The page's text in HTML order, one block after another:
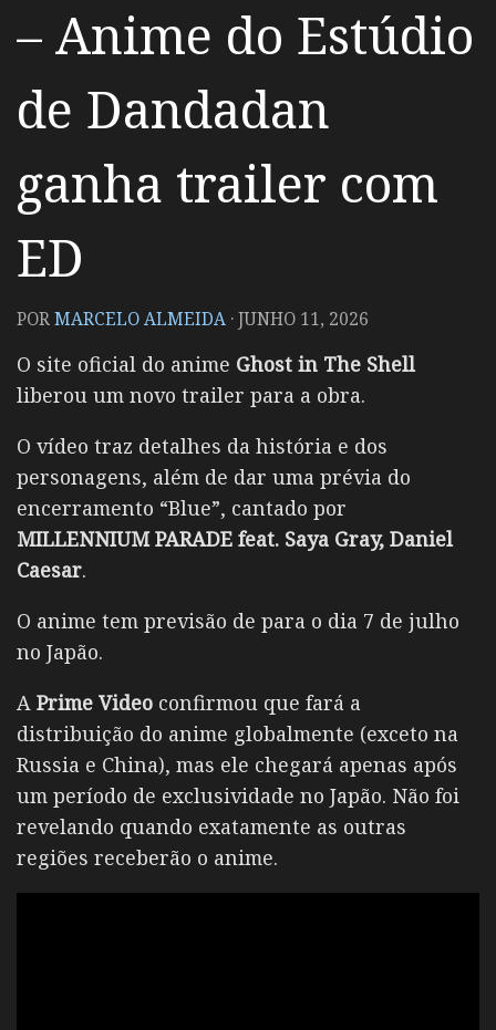
– Anime do Estúdio
de Dandadan
ganha trailer com
ED
PORMARCELO ALMEIDA ·JUNHO 11, 2026
O site oficial do anime Ghost in The Shell
liberou um novo trailer para a obra.
O vídeo traz detalhes da história e dos
personagens, além de dar uma prévia do
encerramento “Blue”, cantado por
MILLENNIUM PARADE feat. Saya Gray, Daniel
Caesar.
O anime tem previsão de para o dia 7 de julho
no Japão.
A Prime Video confirmou que fará a
distribuição do anime globalmente (exceto na
Russia e China), mas ele chegará apenas após
um período de exclusividade no Japão. Não foi
revelando quando exatamente as outras
regiões receberão o anime.